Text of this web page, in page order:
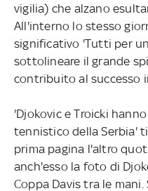
vigilia) che alzano
All'interno lo stesso
significativo 'Tutti per
sottolineare il grande
contribuito al successo
'Djokovic e Troicki
tennistico della Serbia'
prima pagina l'altro
anch'esso la foto di
Coppa Davis tra le